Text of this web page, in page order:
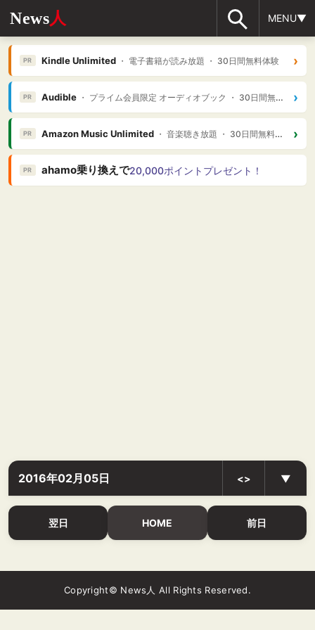
News人 MENU▼
PR Kindle Unlimited・ 電子書籍が読み放題 ・ 30日間無料体験 ›
PR Audible・ プライム会員限定 オーディオブック ・ 30日間無料体験 ›
PR Amazon Music Unlimited・ 音楽聴き放題 ・ 30日間無料体験 ›
PR ahamo乗り換えで20,000ポイントプレゼント！
2016年02月05日 <> ▼
翌日 HOME 前日
Copyright© News人 All Rights Reserved.